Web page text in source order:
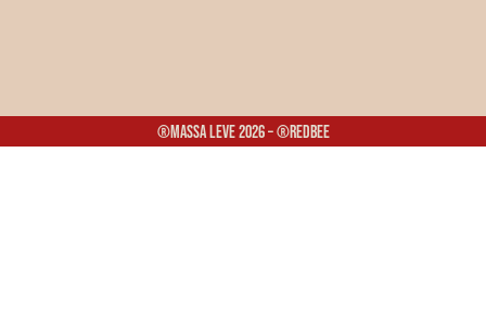
®Massa Leve 2026 – ®Redbee